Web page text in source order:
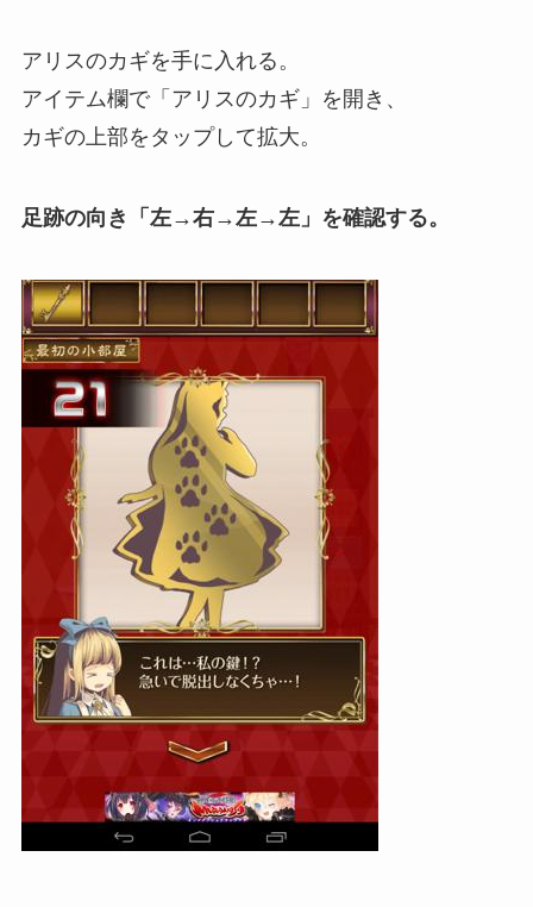
アリスのカギを手に入れる。
アイテム欄で「アリスのカギ」を開き、
カギの上部をタップして拡大。
足跡の向き「左→右→左→左」を確認する。